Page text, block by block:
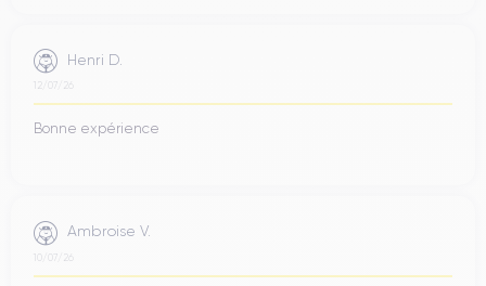
Henri D.
12/07/26
Bonne expérience
Ambroise V.
10/07/26